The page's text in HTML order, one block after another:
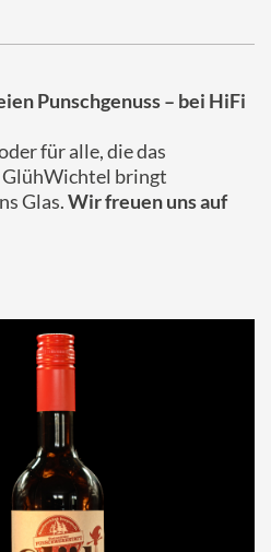
Punschgenuss – bei HiFi
für alle, die das
GlühWichtel bringt
Glas.Wir freuen uns auf